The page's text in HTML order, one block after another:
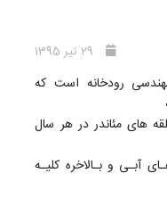
رودخانه است که
های مئاندر در هر سال
آبـی و بـالاخره کلیـه